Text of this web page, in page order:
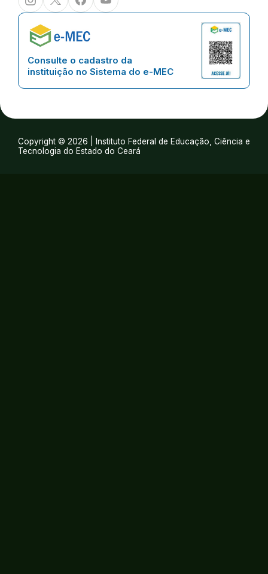
Consulte o cadastro da
instituição no Sistema do e-MEC
Copyright © 2026 | Instituto Federal de Educação, Ciência e
Tecnologia do Estado do Ceará